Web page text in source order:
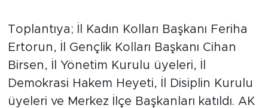
Toplantıya; İl Kadın Kolları Başkanı Feriha
Ertorun, İl Gençlik Kolları Başkanı Cihan
Birsen, İl Yönetim Kurulu üyeleri, İl
Demokrasi Hakem Heyeti, İl Disiplin Kurulu
üyeleri ve Merkez İlçe Başkanları katıldı. AK